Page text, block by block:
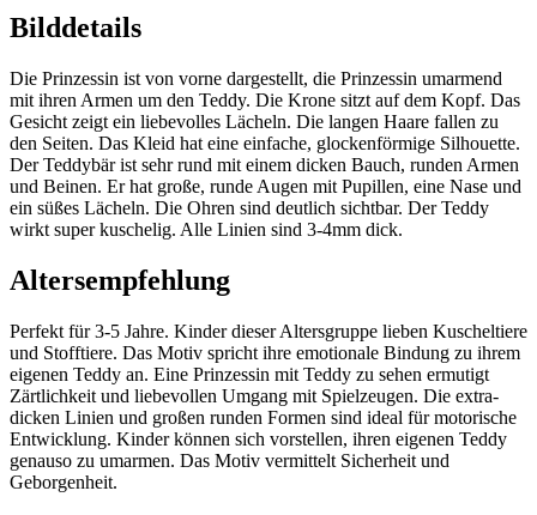
Bilddetails
Die Prinzessin ist von vorne dargestellt, die Prinzessin umarmend
mit ihren Armen um den Teddy. Die Krone sitzt auf dem Kopf. Das
Gesicht zeigt ein liebevolles Lächeln. Die langen Haare fallen zu
den Seiten. Das Kleid hat eine einfache, glockenförmige Silhouette.
Der Teddybär ist sehr rund mit einem dicken Bauch, runden Armen
und Beinen. Er hat große, runde Augen mit Pupillen, eine Nase und
ein süßes Lächeln. Die Ohren sind deutlich sichtbar. Der Teddy
wirkt super kuschelig. Alle Linien sind 3-4mm dick.
Altersempfehlung
Perfekt für 3-5 Jahre. Kinder dieser Altersgruppe lieben Kuscheltiere
und Stofftiere. Das Motiv spricht ihre emotionale Bindung zu ihrem
eigenen Teddy an. Eine Prinzessin mit Teddy zu sehen ermutigt
Zärtlichkeit und liebevollen Umgang mit Spielzeugen. Die extra-
dicken Linien und großen runden Formen sind ideal für motorische
Entwicklung. Kinder können sich vorstellen, ihren eigenen Teddy
genauso zu umarmen. Das Motiv vermittelt Sicherheit und
Geborgenheit.